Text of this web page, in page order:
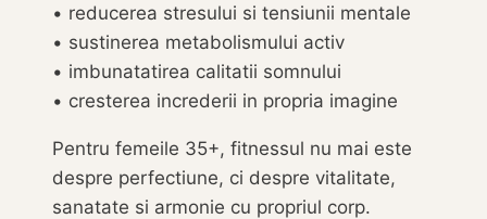
• reducerea stresului si tensiunii mentale
• sustinerea metabolismului activ
• imbunatatirea calitatii somnului
• cresterea increderii in propria imagine
Pentru femeile 35+, fitnessul nu mai este
despre perfectiune, ci despre vitalitate,
sanatate si armonie cu propriul corp.